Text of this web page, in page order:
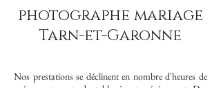
photographe mariage
Tarn-et-Garonne
Nos prestations se déclinent en nombre d'heures de